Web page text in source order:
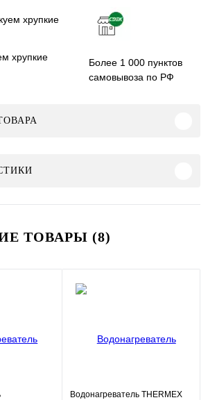
хрупкие
Более 1 000 пунктов
самовывоза по РФ
ТОВАРЫ (8)
Водонагреватель THERMEX